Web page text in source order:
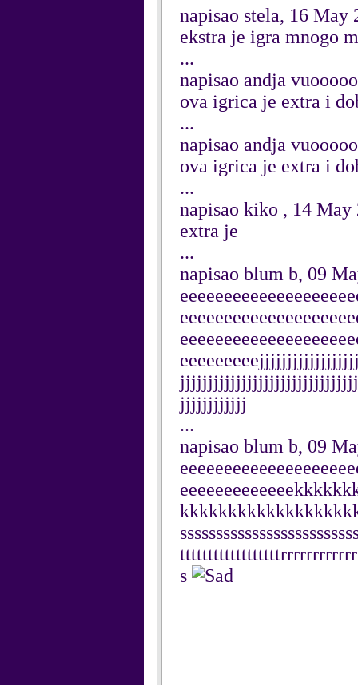
napisao stela, 16 May
ekstra je igra mnogo
...
napisao andja
ova igrica je extra i
...
napisao andja
ova igrica je extra i
...
napisao kiko , 14 May
extra je
...
napisao blum b, 09
jjjjjjjjjjjj
...
napisao blum b, 09
s